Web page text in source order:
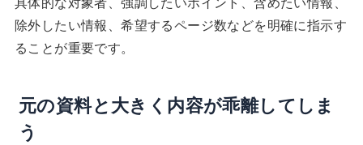
除外したい情報、希望するページ数などを明確に指示す
ることが重要です。
元の資料と大きく内容が乖離してしま
う